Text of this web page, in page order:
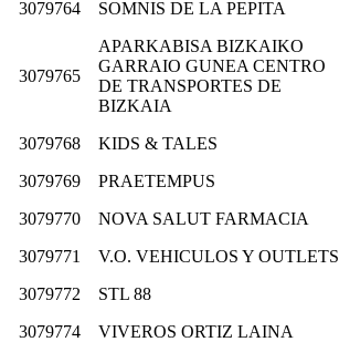
3079764
SOMNIS DE LA PEPITA
3079765
APARKABISA BIZKAIKO
GARRAIO GUNEA CENTRO
DE TRANSPORTES DE
BIZKAIA
3079768 KIDS & TALES
3079769
PRAETEMPUS
3079770
NOVA SALUT FARMACIA
3079771
V.O. VEHICULOS Y OUTLETS
3079772
STL 88
3079774
VIVEROS ORTIZ LAINA